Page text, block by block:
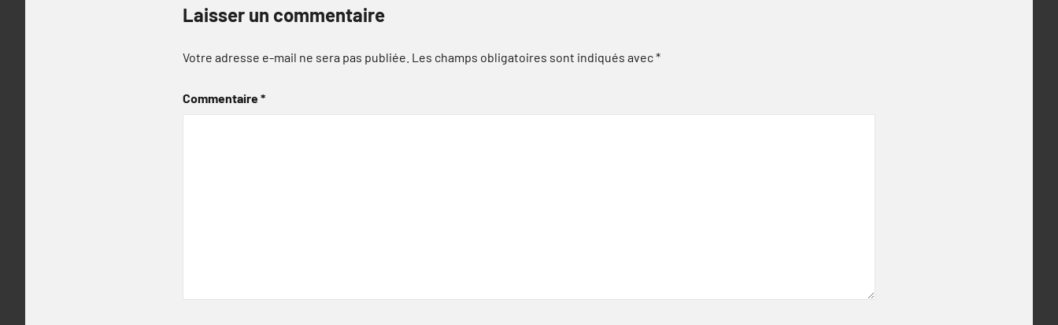
Laisser un commentaire
Votre adresse e-mail ne sera pas publiée. Les champs obligatoires sont indiqués avec*
Commentaire*